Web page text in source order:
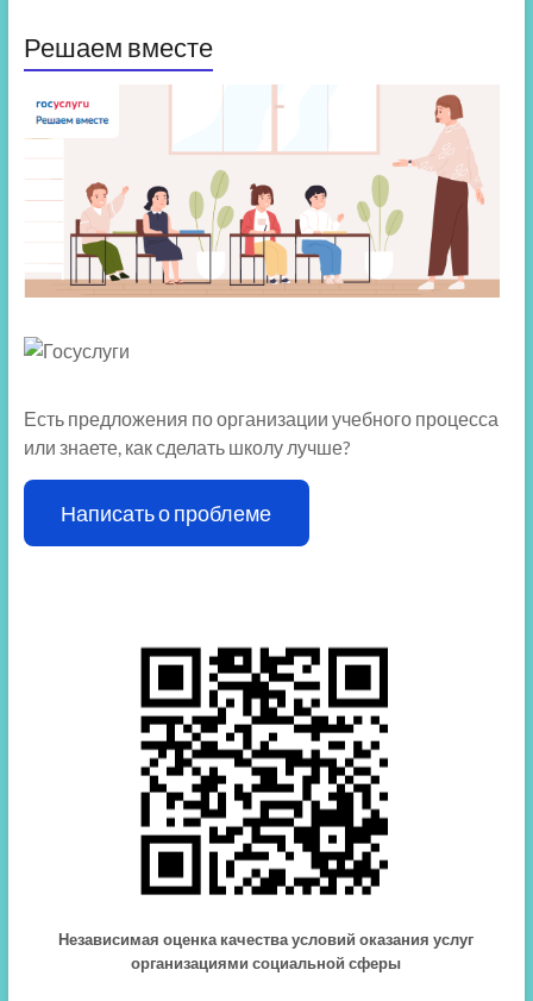
Решаем вместе
Есть предложения по организации учебного процесса
или знаете, как сделать школу лучше?
Написать о проблеме
Независимая оценка качества условий оказания услуг
организациями социальной сферы